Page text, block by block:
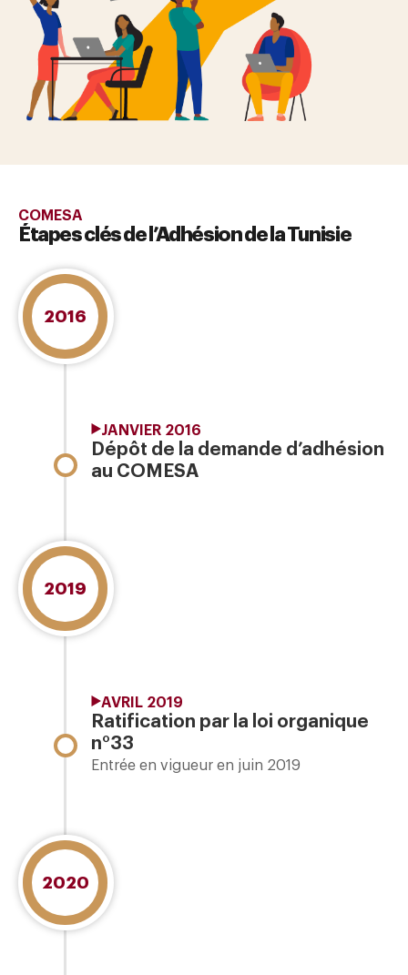
COMESA
Étapes clés de l’Adhésion de la Tunisie
2016
JANVIER 2016
Dépôt de la demande d’adhésion
au COMESA
2019
AVRIL 2019
Ratification par la loi organique
n°33
Entrée en vigueur en juin 2019
2020